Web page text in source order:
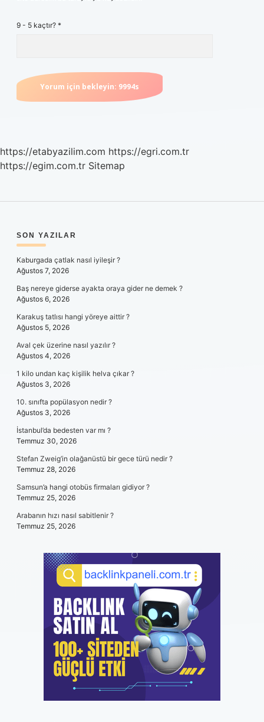
9 - 5 kaçtır? *
https://etabyazilim.com https://egri.com.tr
https://egim.com.tr Sitemap
SIDEBAR
SON YAZILAR
Kaburgada çatlak nasıl iyileşir ?
Ağustos 7, 2026
Baş nereye giderse ayakta oraya gider ne demek ?
Ağustos 6, 2026
Karakuş tatlısı hangi yöreye aittir ?
Ağustos 5, 2026
Aval çek üzerine nasıl yazılır ?
Ağustos 4, 2026
1 kilo undan kaç kişilik helva çıkar ?
Ağustos 3, 2026
10. sınıfta popülasyon nedir ?
Ağustos 3, 2026
İstanbul’da bedesten var mı ?
Temmuz 30, 2026
Stefan Zweig’in olağanüstü bir gece türü nedir ?
Temmuz 28, 2026
Samsun’a hangi otobüs firmaları gidiyor ?
Temmuz 25, 2026
Arabanın hızı nasıl sabitlenir ?
Temmuz 25, 2026